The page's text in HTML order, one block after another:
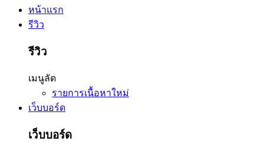
หน้าแรก
รีวิว
รีวิว
เมนูลัด
รายการเนื้อหาใหม่
เว็บบอร์ด
เว็บบอร์ด